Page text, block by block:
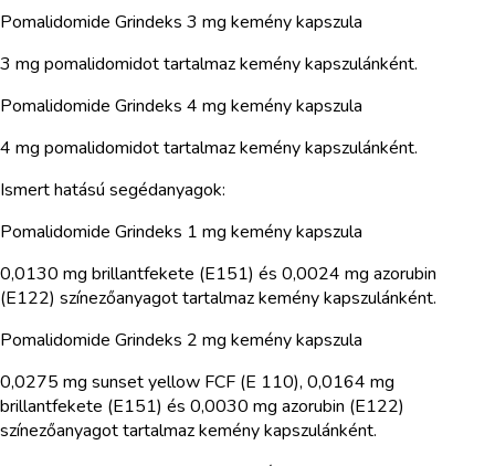
Pomalidomide Grindeks 3 mg kemény kapszula
3 mg pomalidomidot tartalmaz kemény kapszulánként.
Pomalidomide Grindeks 4 mg kemény kapszula
4 mg pomalidomidot tartalmaz kemény kapszulánként.
Ismert hatású segédanyagok:
Pomalidomide Grindeks 1 mg kemény kapszula
0,0130 mg brillantfekete (E151) és 0,0024 mg azorubin
(E122) színezőanyagot tartalmaz kemény kapszulánként.
Pomalidomide Grindeks 2 mg kemény kapszula
0,0275 mg sunset yellow FCF (E 110), 0,0164 mg
brillantfekete (E151) és 0,0030 mg azorubin (E122)
színezőanyagot tartalmaz kemény kapszulánként.